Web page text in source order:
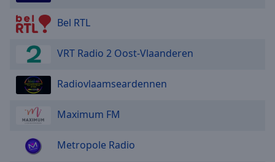
Bel RTL
VRT Radio 2 Oost-Vlaanderen
Radiovlaamseardennen
Maximum FM
Metropole Radio